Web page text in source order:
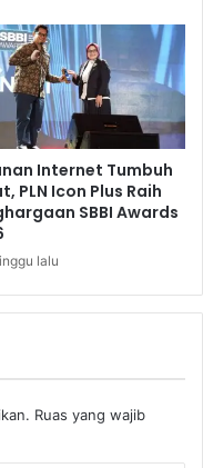
Internet Tumbuh
PLN Icon Plus Raih
SBBI Awards
lalu
Ruas yang wajib